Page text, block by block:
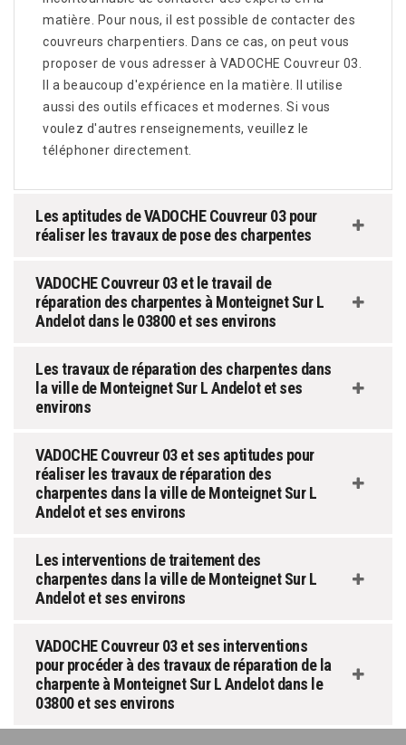
matière. Pour nous, il est possible de contacter des
couvreurs charpentiers. Dans ce cas, on peut vous
proposer de vous adresser à VADOCHE Couvreur 03.
Il a beaucoup d'expérience en la matière. Il utilise
aussi des outils efficaces et modernes. Si vous
voulez d'autres renseignements, veuillez le
téléphoner directement.
Les aptitudes de VADOCHE Couvreur 03 pour
réaliser les travaux de pose des charpentes
VADOCHE Couvreur 03 et le travail de
réparation des charpentes à Monteignet Sur L
Andelot dans le 03800 et ses environs
Les travaux de réparation des charpentes dans
la ville de Monteignet Sur L Andelot et ses
environs
VADOCHE Couvreur 03 et ses aptitudes pour
réaliser les travaux de réparation des
charpentes dans la ville de Monteignet Sur L
Andelot et ses environs
Les interventions de traitement des
charpentes dans la ville de Monteignet Sur L
Andelot et ses environs
VADOCHE Couvreur 03 et ses interventions
pour procéder à des travaux de réparation de la
charpente à Monteignet Sur L Andelot dans le
03800 et ses environs